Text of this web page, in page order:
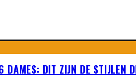
DIT ZIJN DE STIJLEN